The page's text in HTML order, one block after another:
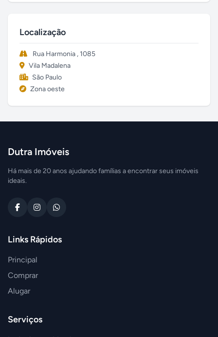
Localização
Rua Harmonia , 1085
Vila Madalena
São Paulo
Zona oeste
Dutra Imóveis
Há mais de 20 anos ajudando famílias a encontrar seus imóveis
ideais.
Links Rápidos
Principal
Comprar
Alugar
Serviços